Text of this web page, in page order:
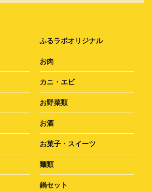
ふるラボオリジナル
お肉
カニ・エビ
お野菜類
お酒
お菓子・スイーツ
麺類
鍋セット